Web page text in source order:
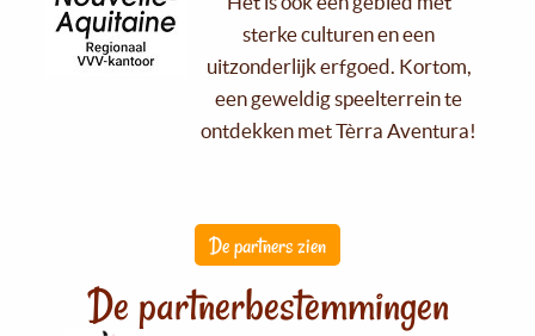
sterke culturen en een
uitzonderlijk erfgoed. Kortom,
een geweldig speelterrein te
ontdekken met Tèrra Aventura!
De partners zien
De partnerbestemmingen